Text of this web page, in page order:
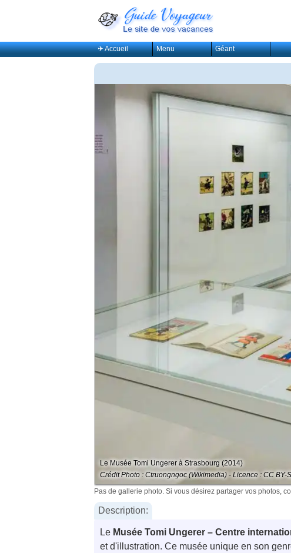
✈ Accueil Menu Géant
Le Musée Tomi Ungerer à Strasbourg (2014)
Crédit Photo : Ctruongngoc (Wikimedia) - Licence : CC BY-
Pas de gallerie photo. Si vous désirez partager vos photos,
Description:
Le Musée Tomi Ungerer – Centre
et d'illustration. Ce musée unique en son